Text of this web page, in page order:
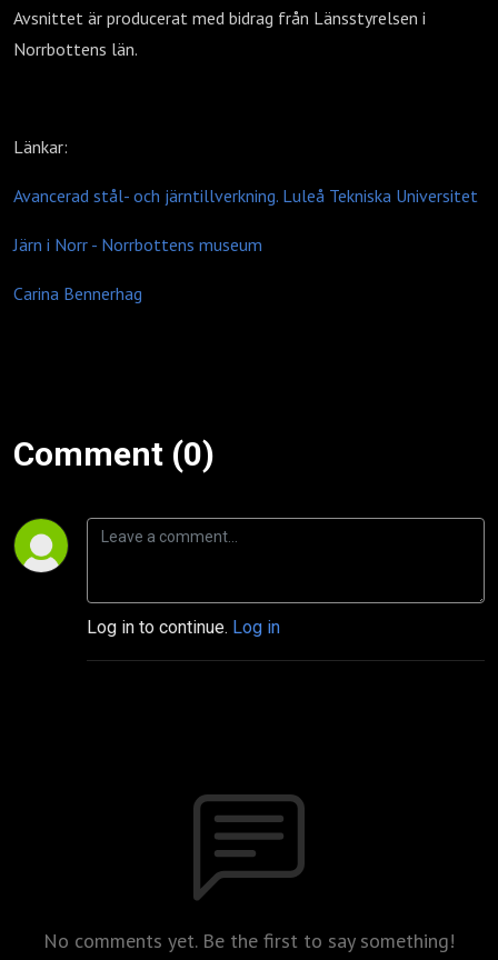
Avsnittet är producerat med bidrag från Länsstyrelsen i
Norrbottens län.
Länkar:
Avancerad stål- och järntillverkning. Luleå Tekniska Universitet
Järn i Norr - Norrbottens museum
Carina Bennerhag
Comment (0)
Log in to continue. Log in
No comments yet. Be the first to say something!